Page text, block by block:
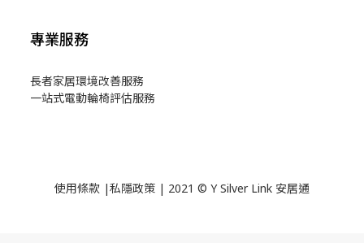
專業服務
長者家居環境改善服務
一站式電動輪椅評估服務
使用條款 |私隱政策 | 2021 © Y Silver Link 安居通